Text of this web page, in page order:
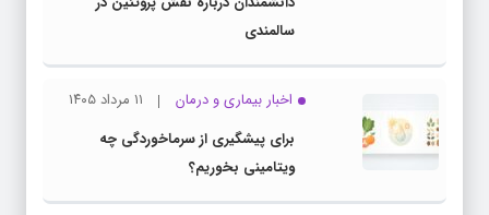
سالمندی
اخبار بیماری و درمان
۱۱ مرداد ۱۴۰۵
برای پیشگیری از سرماخوردگی چه
ویتامینی بخوریم؟